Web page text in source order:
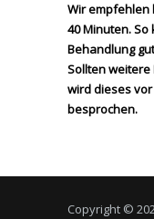
Wir empfehlen
40 Minuten.
Behandlung
Sollten
wird dieses
besprochen.
Copyright ©